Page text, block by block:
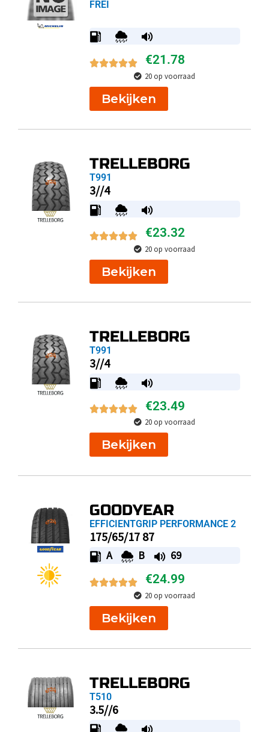
FREI
€21.78
20 op voorraad
Bekijken
TRELLEBORG
T991
3//4
€23.32
20 op voorraad
Bekijken
TRELLEBORG
T991
3//4
€23.49
20 op voorraad
Bekijken
GOODYEAR
EFFICIENTGRIP PERFORMANCE 2
175/65/17 87
A B 69
€24.99
20 op voorraad
Bekijken
TRELLEBORG
T510
3.5//6